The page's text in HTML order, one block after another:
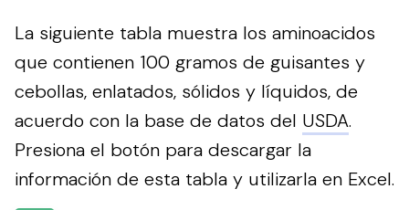
La siguiente tabla muestra los aminoacidos
que contienen 100 gramos de guisantes y
cebollas, enlatados, sólidos y líquidos, de
acuerdo con la base de datos del USDA.
Presiona el botón para descargar la
información de esta tabla y utilizarla en Excel.